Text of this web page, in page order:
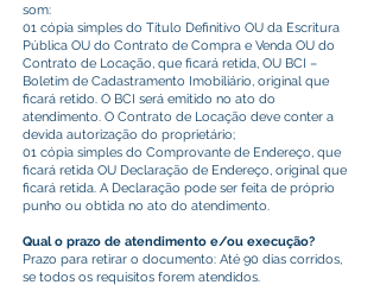
som:
01 cópia simples do Título Definitivo OU da Escritura
Pública OU do Contrato de Compra e Venda OU do
Contrato de Locação, que ficará retida, OU BCI –
Boletim de Cadastramento Imobiliário, original que
ficará retido. O BCI será emitido no ato do
atendimento. O Contrato de Locação deve conter a
devida autorização do proprietário;
01 cópia simples do Comprovante de Endereço, que
ficará retida OU Declaração de Endereço, original que
ficará retida. A Declaração pode ser feita de próprio
punho ou obtida no ato do atendimento.
Qual o prazo de atendimento e/ou execução?
Prazo para retirar o documento: Até 90 dias corridos,
se todos os requisitos forem atendidos.